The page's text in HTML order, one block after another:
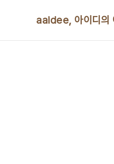
aaidee, 아이디의